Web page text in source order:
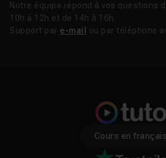
Notre équipe répond à vos questions
10h à 12h et de 14h à 16h.
Support par e-mail ou par téléphone
Cours en français